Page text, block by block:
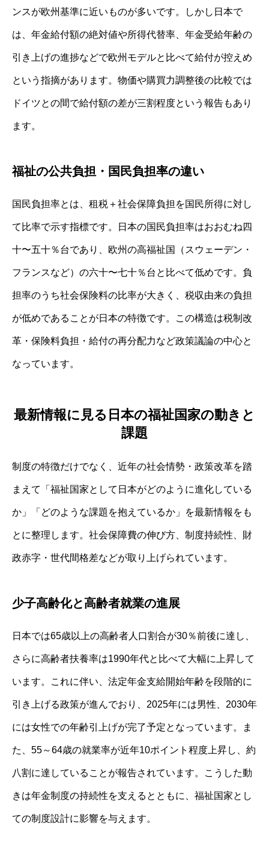
ンスが欧州基準に近いものが多いです。しかし日本で
は、年金給付額の絶対値や所得代替率、年金受給年齢の
引き上げの進捗などで欧州モデルと比べて給付が控えめ
という指摘があります。物価や購買力調整後の比較では
ドイツとの間で給付額の差が三割程度という報告もあり
ます。
福祉の公共負担・国民負担率の違い
国民負担率とは、租税＋社会保障負担を国民所得に対し
て比率で示す指標です。日本の国民負担率はおおむね四
十〜五十％台であり、欧州の高福祉国（スウェーデン・
フランスなど）の六十〜七十％台と比べて低めです。負
担率のうち社会保険料の比率が大きく、税収由来の負担
が低めであることが日本の特徴です。この構造は税制改
革・保険料負担・給付の再分配力など政策議論の中心と
なっています。
最新情報に見る日本の福祉国家の動きと
課題
制度の特徴だけでなく、近年の社会情勢・政策改革を踏
まえて「福祉国家として日本がどのように進化している
か」「どのような課題を抱えているか」を最新情報をも
とに整理します。社会保障費の伸び方、制度持続性、財
政赤字・世代間格差などが取り上げられています。
少子高齢化と高齢者就業の進展
日本では65歳以上の高齢者人口割合が30％前後に達し、
さらに高齢者扶養率は1990年代と比べて大幅に上昇して
います。これに伴い、法定年金支給開始年齢を段階的に
引き上げる政策が進んでおり、2025年には男性、2030年
には女性での年齢引上げが完了予定となっています。ま
た、55～64歳の就業率が近年10ポイント程度上昇し、約
八割に達していることが報告されています。こうした動
きは年金制度の持続性を支えるとともに、福祉国家とし
ての制度設計に影響を与えます。